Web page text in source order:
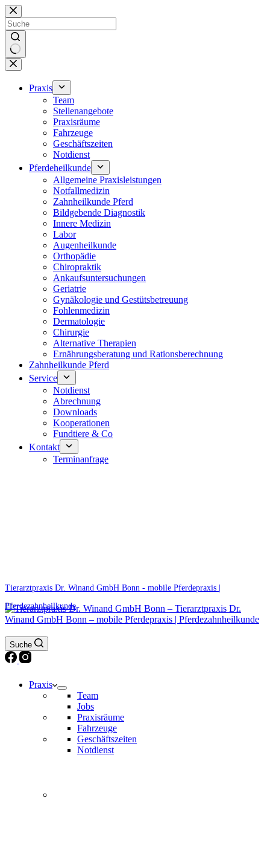
Zum
Inhalt
springen
Keine
Ergebnisse
Praxis
Team
Stellenangebote
Praxisräume
Fahrzeuge
Geschäftszeiten
Notdienst
Pferdeheilkunde
Allgemeine Praxisleistungen
Notfallmedizin
Zahnheilkunde Pferd
Bildgebende Diagnostik
Innere Medizin
Labor
Augenheilkunde
Orthopädie
Chiropraktik
Ankaufsuntersuchungen
Geriatrie
Gynäkologie und Gestütsbetreuung
Fohlenmedizin
Dermatologie
Chirurgie
Alternative Therapien
Ernährungsberatung und Rationsberechnung
Zahnheilkunde Pferd
Service
Notdienst
Abrechnung
Downloads
Kooperationen
Fundtiere & Co
Kontakt
Terminanfrage
Tierarztpraxis Dr. Winand GmbH Bonn - mobile Pferdepraxis |
Pferdezahnheilkunde
Suche
Praxis
Team
Jobs
Praxisräume
Fahrzeuge
Geschäftszeiten
Notdienst